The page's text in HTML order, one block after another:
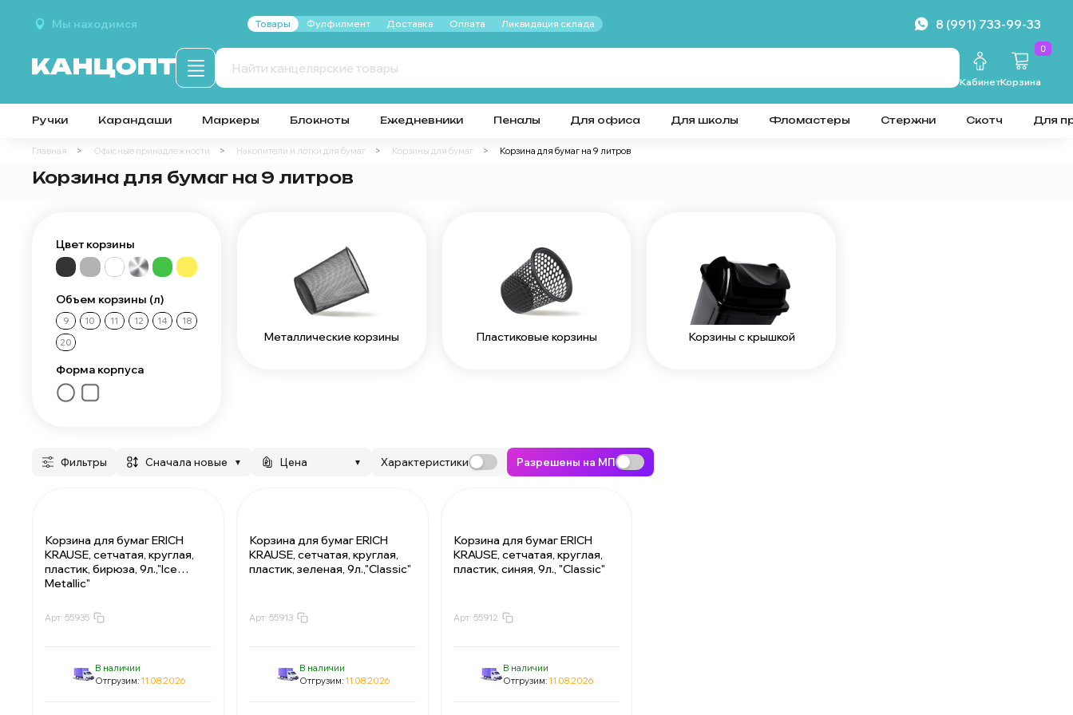
Мы находимся Товары Фулфилмент Доставка Оплата Ликвидация склада 8 (991) 733-99-33
КабинетКорзина
0
Ручки Карандаши Маркеры Блокноты Ежедневники Пеналы Для офиса Для школы Фломастеры Стержни Скотч Для
Главная Офисные принадлежности Накопители и лотки для бумаг Корзины для бумаг Корзина для бумаг на 9 литров
Корзина для бумаг на 9 литров
Цвет корзины
Объем корзины (л)
9 10 11 12 14
18
20
Форма корпуса
Металлические корзины Пластиковые корзины Корзины с крышкой
Фильтры сначала новые ▼ Цена ▼ Характеристики Разрешены на МП
Корзина для бумаг ERICH
KRAUSE, сетчатая, круглая,
пластик, бирюза, 9л.,"Ice
Metallic"
Арт: 55935
В наличии
Отгрузим: 11.08.2026
За 1 корзину:
Корзина для бумаг ERICH
KRAUSE, сетчатая, круглая,
пластик, зеленая, 9л.,"Classic"
Арт: 55913
В наличии
Отгрузим: 11.08.2026
За 1 корзину:
Корзина для бумаг ERICH
KRAUSE, сетчатая, круглая,
пластик, синяя, 9л., "Classic"
Арт: 55912
В наличии
Отгрузим: 11.08.2026
За 1 корзину: